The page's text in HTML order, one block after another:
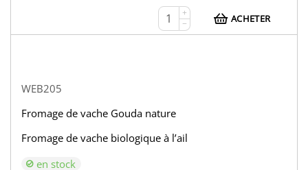
+
−
ACHETER
WEB205
Fromage de vache Gouda nature
Fromage de vache biologique à l’ail
en stock